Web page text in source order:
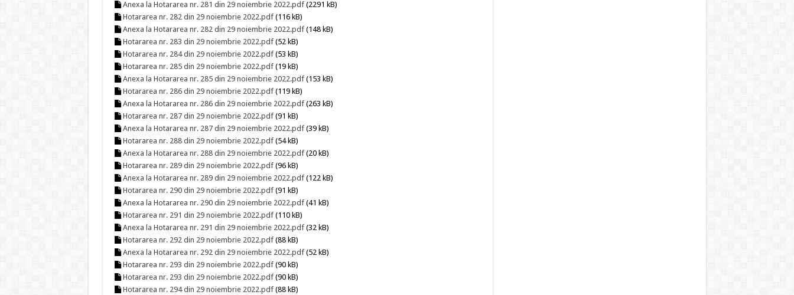
Anexa la Hotararea nr. 281 din 29 noiembrie 2022.pdf(2291 kB)
Hotararea nr. 282 din 29 noiembrie 2022.pdf(116 kB)
Anexa la Hotararea nr. 282 din 29 noiembrie 2022.pdf(148 kB)
Hotararea nr. 283 din 29 noiembrie 2022.pdf(52 kB)
Hotararea nr. 284 din 29 noiembrie 2022.pdf(53 kB)
Hotararea nr. 285 din 29 noiembrie 2022.pdf(19 kB)
Anexa la Hotararea nr. 285 din 29 noiembrie 2022.pdf(153 kB)
Hotararea nr. 286 din 29 noiembrie 2022.pdf(119 kB)
Anexa la Hotararea nr. 286 din 29 noiembrie 2022.pdf(263 kB)
Hotararea nr. 287 din 29 noiembrie 2022.pdf(91 kB)
Anexa la Hotararea nr. 287 din 29 noiembrie 2022.pdf(39 kB)
Hotararea nr. 288 din 29 noiembrie 2022.pdf(54 kB)
Anexa la Hotararea nr. 288 din 29 noiembrie 2022.pdf(20 kB)
Hotararea nr. 289 din 29 noiembrie 2022.pdf(96 kB)
Anexa la Hotararea nr. 289 din 29 noiembrie 2022.pdf(122 kB)
Hotararea nr. 290 din 29 noiembrie 2022.pdf(91 kB)
Anexa la Hotararea nr. 290 din 29 noiembrie 2022.pdf(41 kB)
Hotararea nr. 291 din 29 noiembrie 2022.pdf(110 kB)
Anexa la Hotararea nr. 291 din 29 noiembrie 2022.pdf(32 kB)
Hotararea nr. 292 din 29 noiembrie 2022.pdf(88 kB)
Anexa la Hotararea nr. 292 din 29 noiembrie 2022.pdf(52 kB)
Hotararea nr. 293 din 29 noiembrie 2022.pdf(90 kB)
Hotararea nr. 293 din 29 noiembrie 2022.pdf(90 kB)
Hotararea nr. 294 din 29 noiembrie 2022.pdf(88 kB)